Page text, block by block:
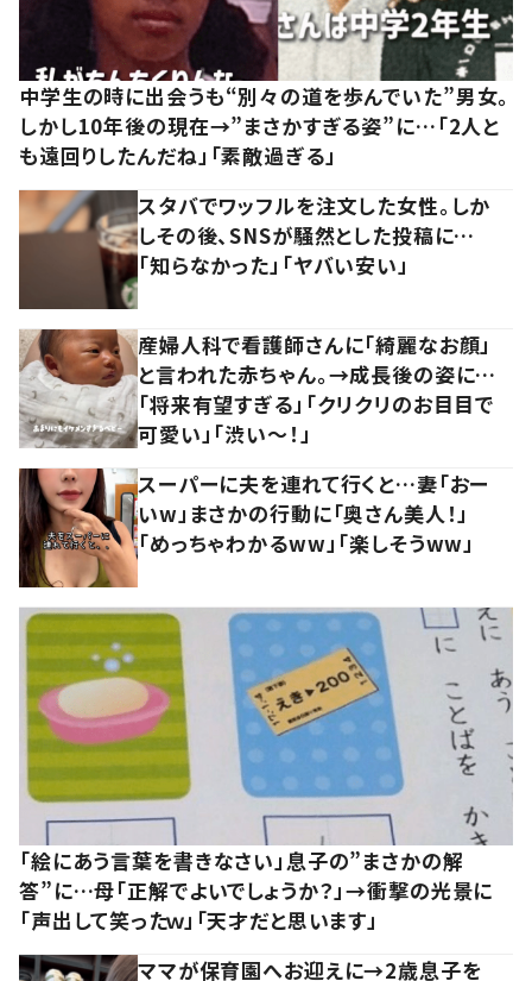
中学生の時に出会うも“別々の道を歩んでいた”男女。
しかし10年後の現在→”まさかすぎる姿”に…「2人と
も遠回りしたんだね」「素敵過ぎる」
スタバでワッフルを注文した女性。しか
しその後、SNSが騒然とした投稿に…
「知らなかった」「ヤバい安い」
産婦人科で看護師さんに「綺麗なお顔」
と言われた赤ちゃん。→成長後の姿に…
「将来有望すぎる」「クリクリのお目目で
可愛い」「渋い～！」
スーパーに夫を連れて行くと…妻「おー
いw」まさかの行動に「奥さん美人！」
「めっちゃわかるww」「楽しそうww」
「絵にあう言葉を書きなさい」息子の”まさかの解
答”に…母「正解でよいでしょうか？」→衝撃の光景に
「声出して笑ったｗ」「天才だと思います」
ママが保育園へお迎えに→2歳息子を